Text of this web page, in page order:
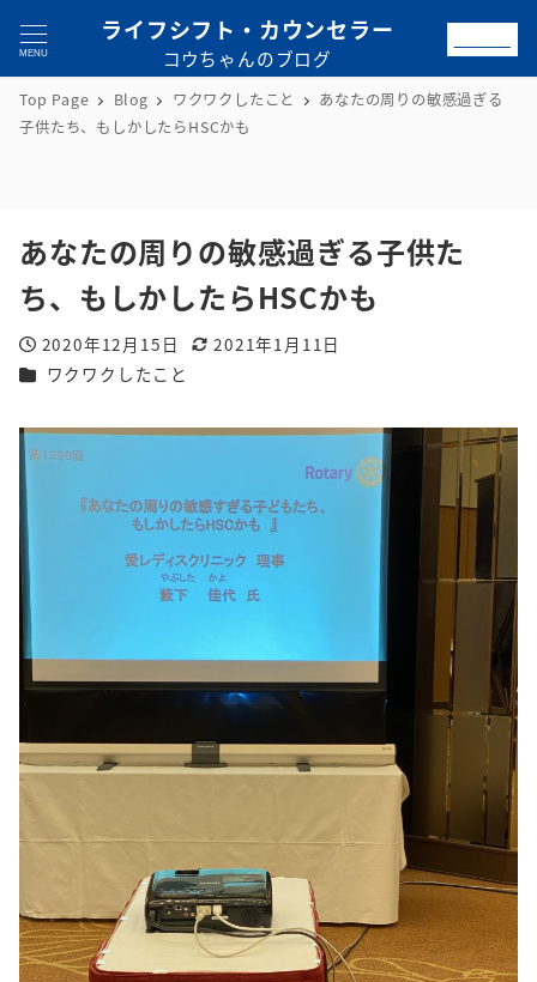
MENU
ライフシフト・カウンセラー
コウちゃんのブログ
Top Page Blog ワクワクしたこと
あなたの周りの敏感過ぎる
子供たち、もしかしたらHSCかも
あなたの周りの敏感過ぎる子供た
ち、もしかしたらHSCかも
投稿日
2020年12月15日
更新日
2021年1月11日
カテゴリー
ワクワクしたこと